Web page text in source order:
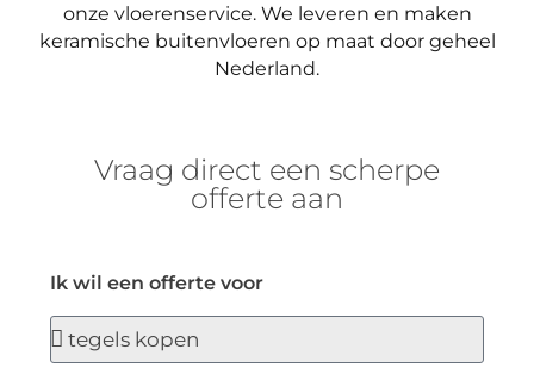
onze vloerenservice. We leveren en maken
keramische buitenvloeren op maat door geheel
Nederland.
Vraag direct een scherpe
offerte aan
Ik wil een offerte voor